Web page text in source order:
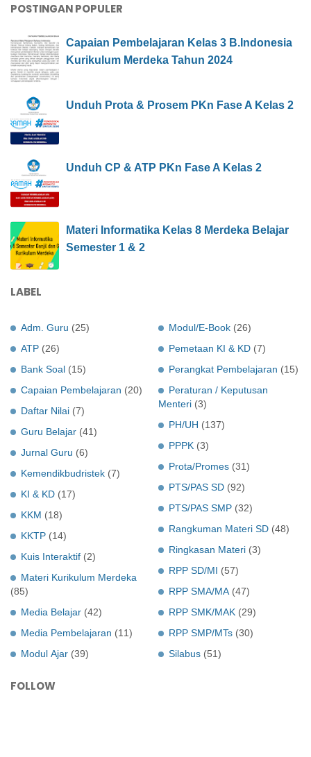
POSTINGAN POPULER
Capaian Pembelajaran Kelas 3 B.Indonesia
Kurikulum Merdeka Tahun 2024
Unduh Prota & Prosem PKn Fase A Kelas 2
Unduh CP & ATP PKn Fase A Kelas 2
Materi Informatika Kelas 8 Merdeka Belajar
Semester 1 & 2
LABEL
Adm. Guru (25)
ATP (26)
Bank Soal (15)
Capaian Pembelajaran (20)
Daftar Nilai (7)
Guru Belajar (41)
Jurnal Guru (6)
Kemendikbudristek (7)
KI & KD (17)
KKM (18)
KKTP (14)
Kuis Interaktif (2)
Materi Kurikulum Merdeka
(85)
Media Belajar (42)
Media Pembelajaran (11)
Modul Ajar (39)
Modul/E-Book (26)
Pemetaan KI & KD (7)
Perangkat Pembelajaran (15)
Peraturan / Keputusan
Menteri (3)
PH/UH (137)
PPPK (3)
Prota/Promes (31)
PTS/PAS SD (92)
PTS/PAS SMP (32)
Rangkuman Materi SD (48)
Ringkasan Materi (3)
RPP SD/MI (57)
RPP SMA/MA (47)
RPP SMK/MAK (29)
RPP SMP/MTs (30)
Silabus (51)
FOLLOW